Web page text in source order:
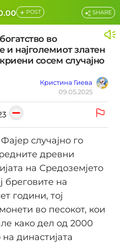
+ POST
во
најголемиот златен
сосем случајно
Кристина Гиева
09.05.2025
SHARE
случајно го
древни
на Средоземјето
бреговите на
години, тој
во песокот, кои
како дел од 2000
династијата